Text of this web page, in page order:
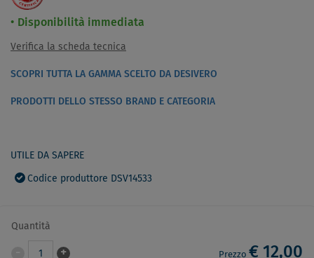
Disponibilità immediata
Verifica la scheda tecnica
SCOPRI TUTTA LA GAMMA SCELTO DA DESIVERO
PRODOTTI DELLO STESSO BRAND E CATEGORIA
UTILE DA SAPERE
Codice produttore DSV14533
Quantità
1 + Prezzo € 12,00